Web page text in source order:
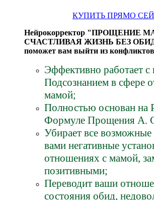
КУПИТЬ ПРЯМО
Нейрокорректор "ПРОЩЕНИЕ
СЧАСТЛИВАЯ ЖИЗНЬ БЕЗ
поможет вам выйти из
Эффективно работает
Подсознанием в сфере
мамой;
Полностью основан на
Формуле Прощения А.
Убирает все
вами негативные
отношениях с мамой,
позитивными;
Переводит ваши
состояния обид,